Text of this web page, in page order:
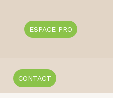
ESPACE PRO
CONTACT